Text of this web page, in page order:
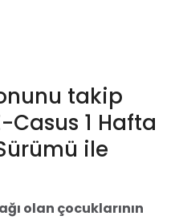
takip
1 Hafta
ile
olan çocuklarının